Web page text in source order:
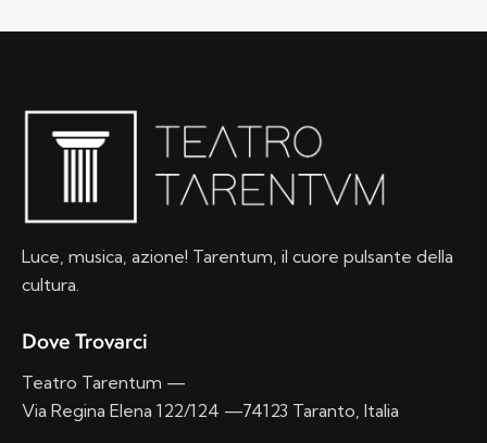
Luce, musica, azione! Tarentum, il cuore pulsante della
cultura.
Dove Trovarci
Teatro Tarentum —
Via Regina Elena 122/124 —74123 Taranto, Italia